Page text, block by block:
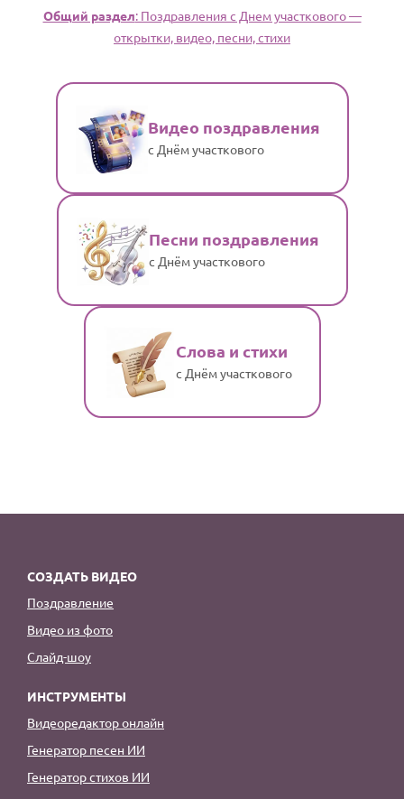
Общий раздел: Поздравления с Днем участкового —
открытки, видео, песни, стихи
Видео поздравления
с Днём участкового
Песни поздравления
с Днём участкового
Слова и стихи
с Днём участкового
СОЗДАТЬ ВИДЕО
Поздравление
Видео из фото
Слайд-шоу
ИНСТРУМЕНТЫ
Видеоредактор онлайн
Генератор песен ИИ
Генератор стихов ИИ